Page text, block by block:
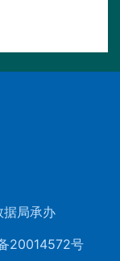
据局承办
20014572号